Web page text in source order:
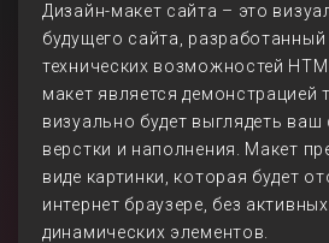
Дизайн-макет сайта – это
будущего сайта,
технических возможностей
макет является демонстрацией
визуально будет выглядеть ваш
верстки и наполнения. Макет
виде картинки, которая будет
интернет браузере, без
динамических элементов.